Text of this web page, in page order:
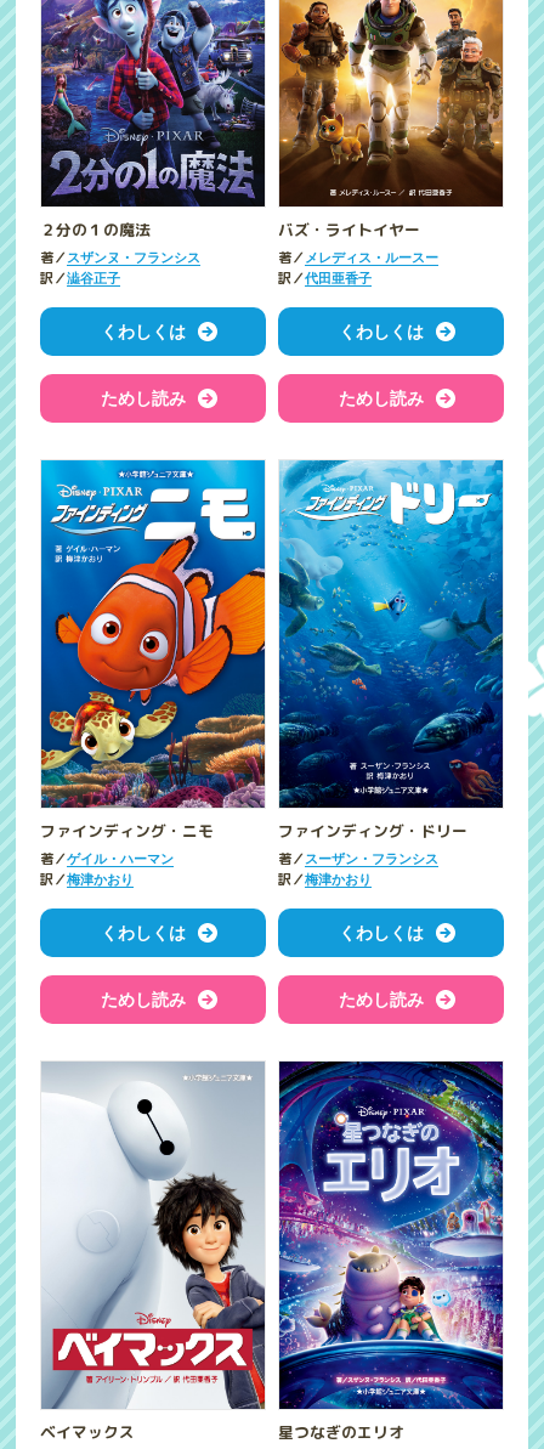
２分の１の魔法
著／スザンヌ・フランシス
訳／澁谷正子
くわしくは
ためし読み
バズ・ライトイヤー
著／ メレディス・ルースー
訳／代田亜香子
くわしくは
ためし読み
ファインディング・ニモ
著／ゲイル・ハーマン
訳／梅津かおり
くわしくは
ためし読み
ファインディング・ドリー
著／スーザン・フランシス
訳／梅津かおり
くわしくは
ためし読み
ベイマックス 星つなぎのエリオ